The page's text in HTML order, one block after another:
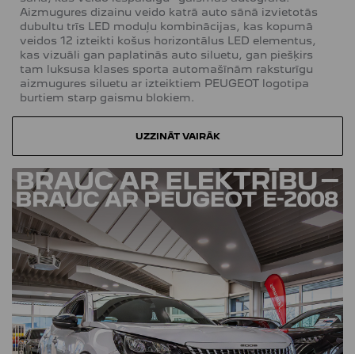
Aizmugures dizainu veido katrā auto sānā izvietotās
dubultu trīs LED moduļu kombinācijas, kas kopumā
veidos 12 izteikti košus horizontālus LED elementus,
kas vizuāli gan paplatinās auto siluetu, gan piešķirs
tam luksusa klases sporta automašīnām raksturīgu
aizmugures siluetu ar izteiktiem PEUGEOT logotipa
burtiem starp gaismu blokiem.
UZZINĀT VAIRĀK